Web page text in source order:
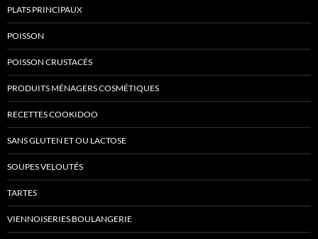
PLATS PRINCIPAUX
POISSON
POISSON CRUSTACÉS
PRODUITS MÉNAGERS COSMÉTIQUES
RECETTES COOKIDOO
SANS GLUTEN ET OU LACTOSE
SOUPES VELOUTÉS
TARTES
VIENNOISERIES BOULANGERIE